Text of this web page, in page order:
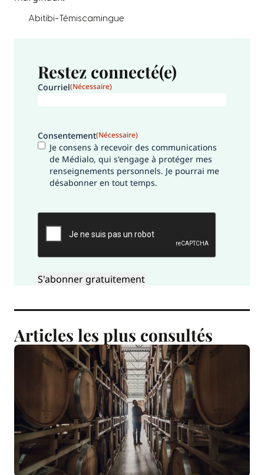
Abitibi-Témiscamingue
Restez connecté(e)
Courriel(Nécessaire)
Consentement(Nécessaire)
Je consens à recevoir des communications
de Médialo, qui s'engage à protéger mes
renseignements personnels. Je pourrai me
désabonner en tout temps.
CAPTCHA
Articles les plus consultés